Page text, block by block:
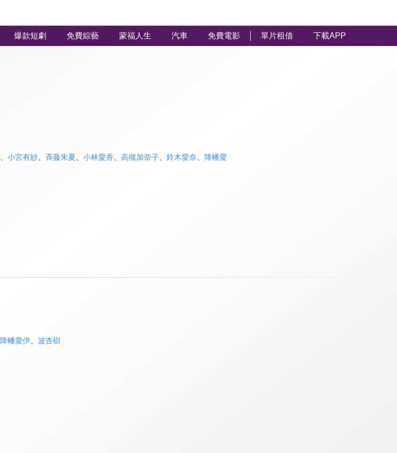
爆款短劇 免費綜藝 蒙福人生 汽車 免費電影 單片租借 下載APP
小宮有紗、 斉藤朱夏 小林愛香 高槻加奈子、 鈴木愛奈 降幡愛
降幡愛伊、 波杏樹